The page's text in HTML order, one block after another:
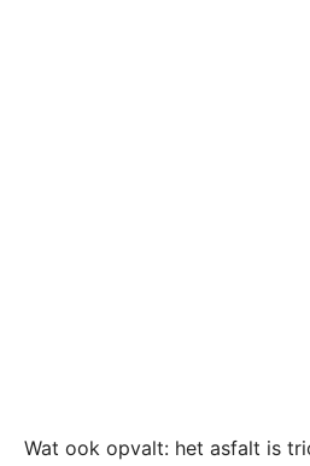
Wat ook opvalt: het asfalt is